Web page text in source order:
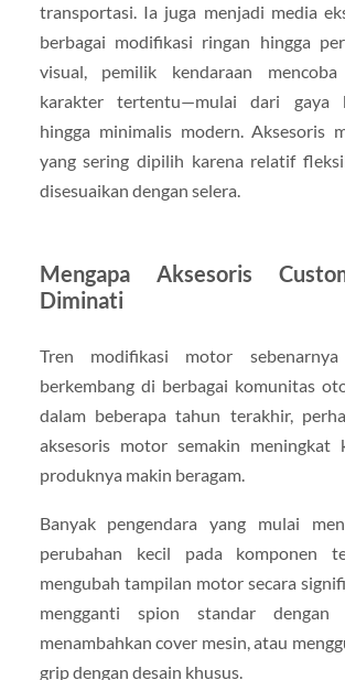
transportasi. Ia juga menjadi media
berbagai modifikasi ringan hingga
visual, pemilik kendaraan mencoba
karakter tertentu—mulai dari gaya
hingga minimalis modern. Aksesoris
yang sering dipilih karena relatif
disesuaikan dengan selera.
Mengapa Aksesoris
Diminati
Tren modifikasi motor
berkembang di berbagai komunitas
dalam beberapa tahun terakhir,
aksesoris motor semakin meningkat
produknya makin beragam.
Banyak pengendara yang mulai
perubahan kecil pada komponen
mengubah tampilan motor secara
mengganti spion standar dengan
menambahkan cover mesin, atau
grip dengan desain khusus.